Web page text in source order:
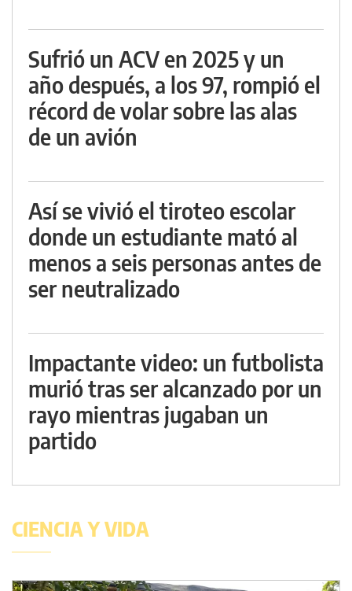
Sufrió un ACV en 2025 y un
año después, a los 97, rompió el
récord de volar sobre las alas
de un avión
Así se vivió el tiroteo escolar
donde un estudiante mató al
menos a seis personas antes de
ser neutralizado
Impactante video: un futbolista
murió tras ser alcanzado por un
rayo mientras jugaban un
partido
CIENCIA Y VIDA